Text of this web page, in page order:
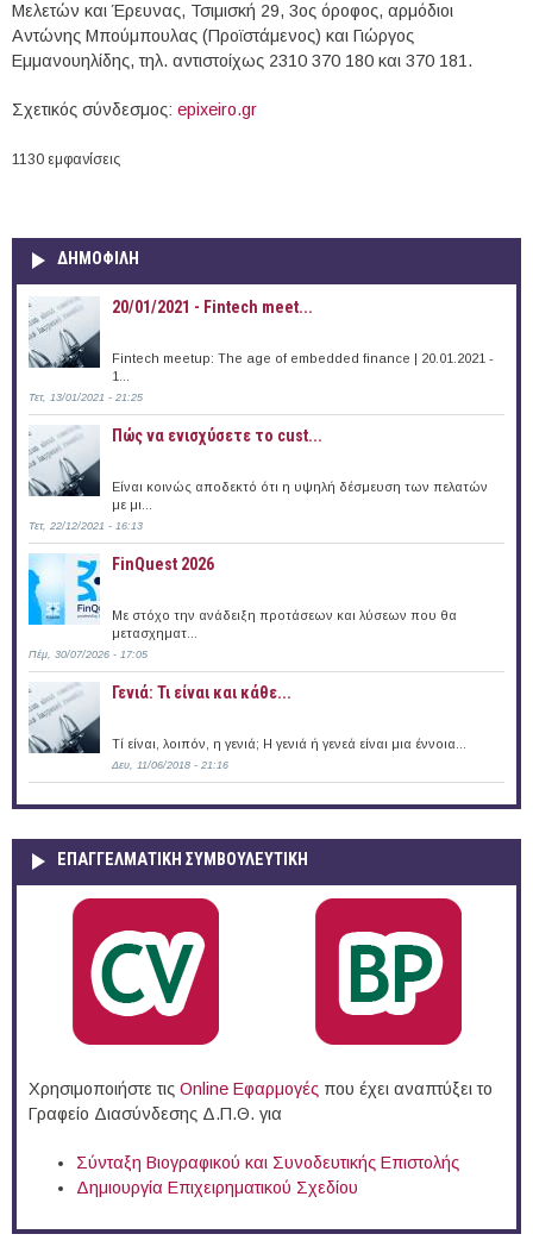
Μελετών και Έρευνας, Τσιμισκή 29, 3ος όροφος, αρμόδιοι
Αντώνης Μπούμπουλας (Προϊστάμενος) και Γιώργος
Εμμανουηλίδης, τηλ. αντιστοίχως 2310 370 180 και 370 181.
Σχετικός σύνδεσμος: epixeiro.gr
1130 εμφανίσεις
ΔΗΜΟΦΙΛΗ
20/01/2021 - Fintech meet...
Fintech meetup: The age of embedded finance | 20.01.2021 -
1...
Τετ, 13/01/2021 - 21:25
Πώς να ενισχύσετε το cust...
Είναι κοινώς αποδεκτό ότι η υψηλή δέσμευση των πελατών
με μι...
Τετ, 22/12/2021 - 16:13
FinQuest 2026
Με στόχο την ανάδειξη προτάσεων και λύσεων που θα
μετασχηματ...
Πέμ, 30/07/2026 - 17:05
Γενιά: Τι είναι και κάθε...
Τί είναι, λοιπόν, η γενιά; Η γενιά ή γενεά είναι μια έννοια...
Δευ, 11/06/2018 - 21:16
ΕΠΑΓΓΕΛΜΑΤΙΚΉ ΣΥΜΒΟΥΛΕΥΤΙΚΉ
Χρησιμοποιήστε τις Online Eφαρμογές που έχει αναπτύξει το
Γραφείο Διασύνδεσης Δ.Π.Θ. για
Σύνταξη Βιογραφικού και Συνοδευτικής Επιστολής
Δημιουργία Επιχειρηματικού Σχεδίου